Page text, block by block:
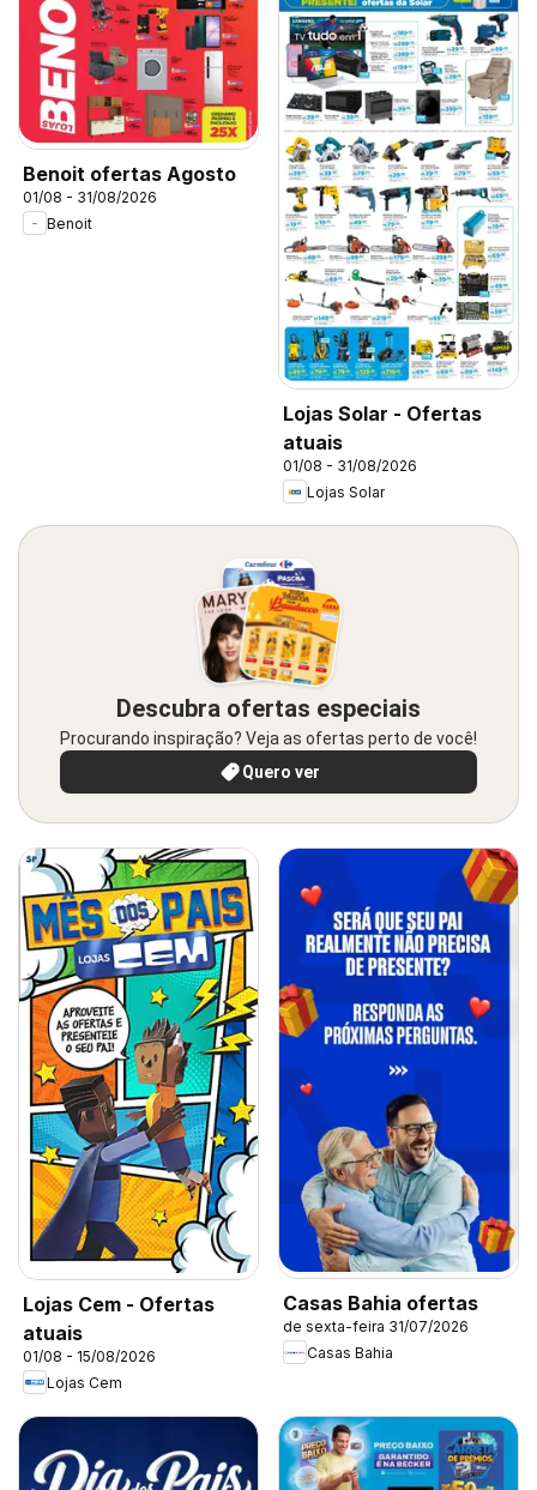
Benoit ofertas Agosto
01/08 - 31/08/2026
Benoit
Lojas Solar - Ofertas
atuais
01/08 - 31/08/2026
Lojas Solar
Descubra ofertas especiais
Procurando inspiração? Veja as ofertas perto de você!
Quero ver
Lojas Cem - Ofertas
atuais
01/08 - 15/08/2026
Lojas Cem
Casas Bahia ofertas
de sexta-feira 31/07/2026
Casas Bahia